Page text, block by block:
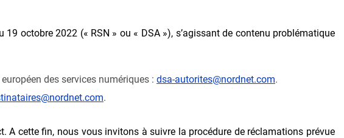
octobre 2022 (« RSN » ou « DSA »), s’agissant de contenu problématique
des services numériques : dsa-autorites@nordnet.com.
.
cette fin, nous vous invitons à suivre la procédure de réclamations prévue